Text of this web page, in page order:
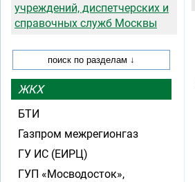
учреждений, диспетчерских и
справочных служб Москвы
ЖКХ
БТИ
Газпром межрегионгаз
ГУ ИС (ЕИРЦ)
ГУП «Мосводосток»,